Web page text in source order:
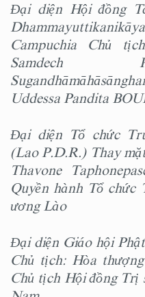
Đại diện Hội đồng
Campuchia Chủ
Samdech
Uddessa Pandita
Đại diện Tổ chức
(Lao P.D.R.) Thay
Thavone
Quyền hành Tổ chức
ương Lào
Đại diện Giáo hội
Chủ tịch: Hòa
Chủ tịch Hội đồng Trị